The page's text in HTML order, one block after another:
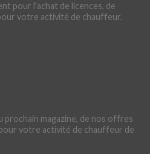
pour l'achat de licences, de
votre activité de chauffeur.
prochain magazine, de nos offres
votre activité de chauffeur de